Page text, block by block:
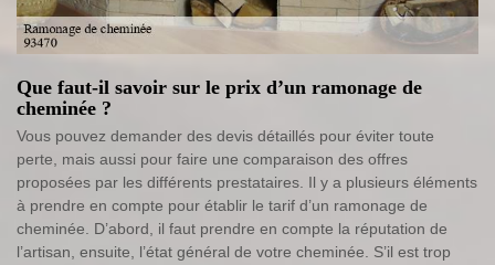
Que faut-il savoir sur le prix d’un ramonage de
cheminée ?
Vous pouvez demander des devis détaillés pour éviter toute
perte, mais aussi pour faire une comparaison des offres
proposées par les différents prestataires. Il y a plusieurs éléments
à prendre en compte pour établir le tarif d’un ramonage de
cheminée. D’abord, il faut prendre en compte la réputation de
l’artisan, ensuite, l’état général de votre cheminée. S’il est trop